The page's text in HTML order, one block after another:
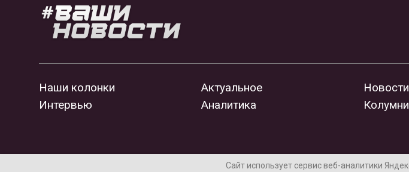
Наши колонки
Интервью
Актуальное
Аналитика
Новости
Сайт использует сервис веб-аналитики